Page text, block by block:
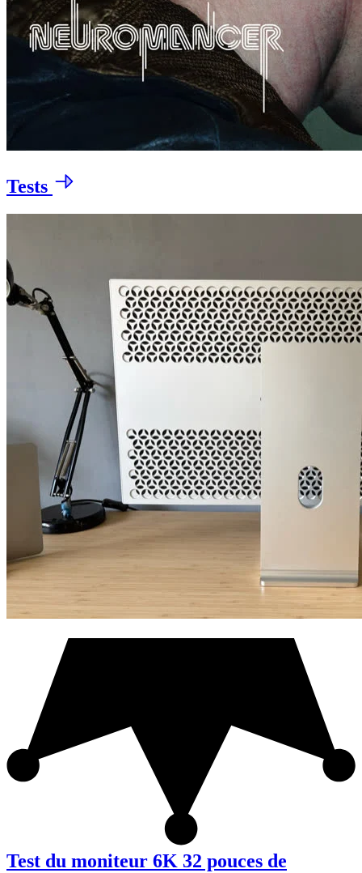
Tests
Test du moniteur 6K 32 pouces de